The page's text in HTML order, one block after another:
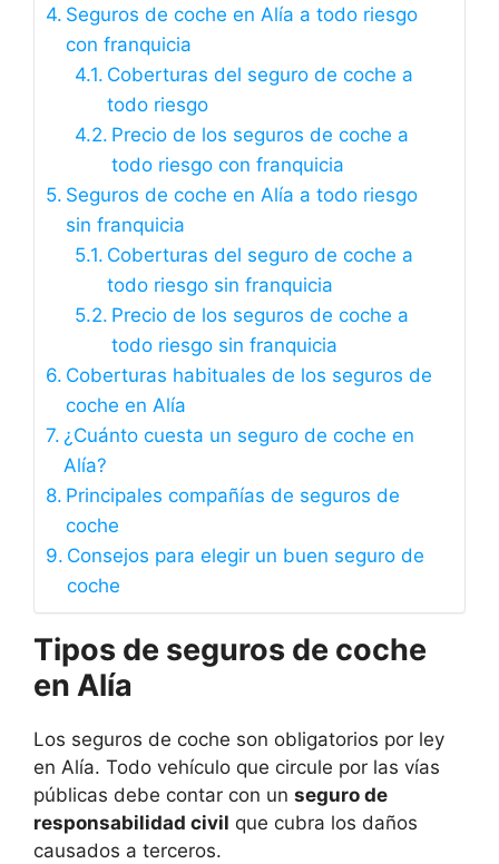
Seguros de coche en Alía a todo riesgo
con franquicia
Coberturas del seguro de coche a
todo riesgo
Precio de los seguros de coche a
todo riesgo con franquicia
Seguros de coche en Alía a todo riesgo
sin franquicia
Coberturas del seguro de coche a
todo riesgo sin franquicia
Precio de los seguros de coche a
todo riesgo sin franquicia
Coberturas habituales de los seguros de
coche en Alía
¿Cuánto cuesta un seguro de coche en
Alía?
Principales compañías de seguros de
coche
Consejos para elegir un buen seguro de
coche
Tipos de seguros de coche
en Alía
Los seguros de coche son obligatorios por ley
en Alía. Todo vehículo que circule por las vías
públicas debe contar con un seguro de
responsabilidad civil que cubra los daños
causados a terceros.